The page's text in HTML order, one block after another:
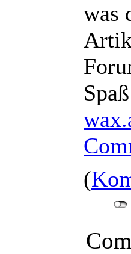
was
(